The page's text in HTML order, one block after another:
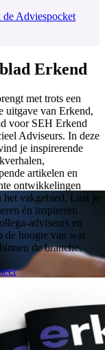
Adviespocket
Erkend
met trots een
uitgave van Erkend,
voor SEH Erkend
Adviseurs. In deze
je inspirerende
artikelen en
ontwikkelingen
het vakgebied. Laat je
én inspireren
adviseurs en
de hoogte van wat
binnen de branche.